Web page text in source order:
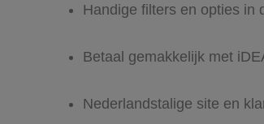
Handige filters en opties in
Betaal gemakkelijk met
Nederlandstalige site en